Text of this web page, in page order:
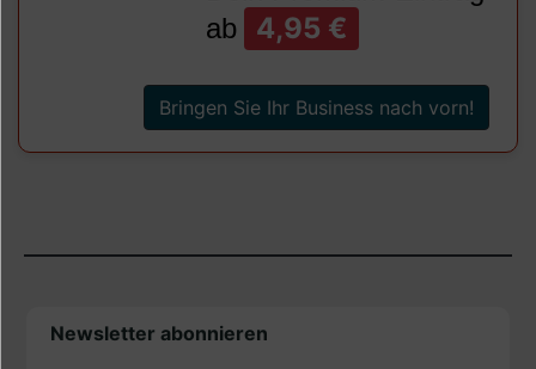
ab
4,95 €
Bringen Sie Ihr Business nach vorn!
Newsletter abonnieren